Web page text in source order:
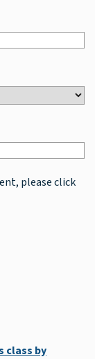
please click
class by